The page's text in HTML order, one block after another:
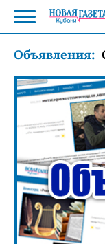
Объявления: